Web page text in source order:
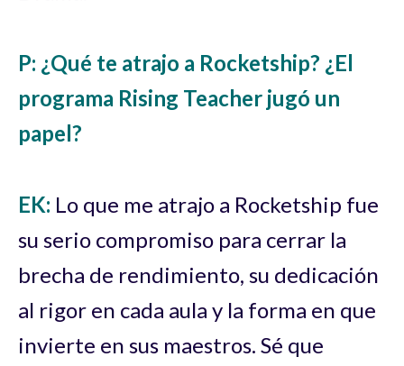
P: ¿Qué te atrajo a Rocketship? ¿El
programa Rising Teacher jugó un
papel?
EK: Lo que me atrajo a Rocketship fue
su serio compromiso para cerrar la
brecha de rendimiento, su dedicación
al rigor en cada aula y la forma en que
invierte en sus maestros. Sé que